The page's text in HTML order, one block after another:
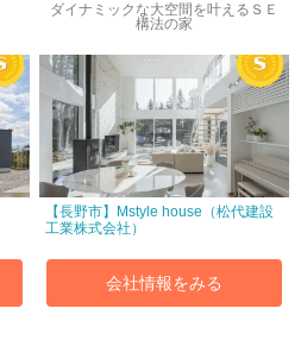
ダイナミックな大空間を叶えるＳＥ
構法の家
【長野市】Mstyle house（松代建設
工業株式会社）
会社情報をみる